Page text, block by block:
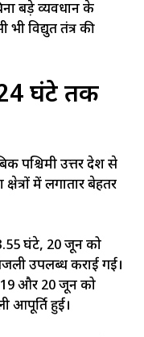
बड़े व्यवधान के
भी विद्युत तंत्र की
24 घंटे तक
पश्चिमी उत्तर प्रदेश से
में लगातार बेहतर
घंटे, 20 जून को
उपलब्ध कराई गई।
में 19 और 20 जून को
आपूर्ति हुई।